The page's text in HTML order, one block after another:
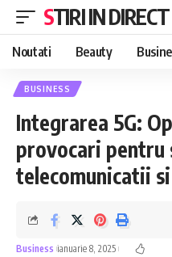
STIRI IN DIRECT
Noutati Beauty
BUSINESS
Integrarea 5G:
provocari pentru
telecomunicatii
Business ianuarie 8, 2025